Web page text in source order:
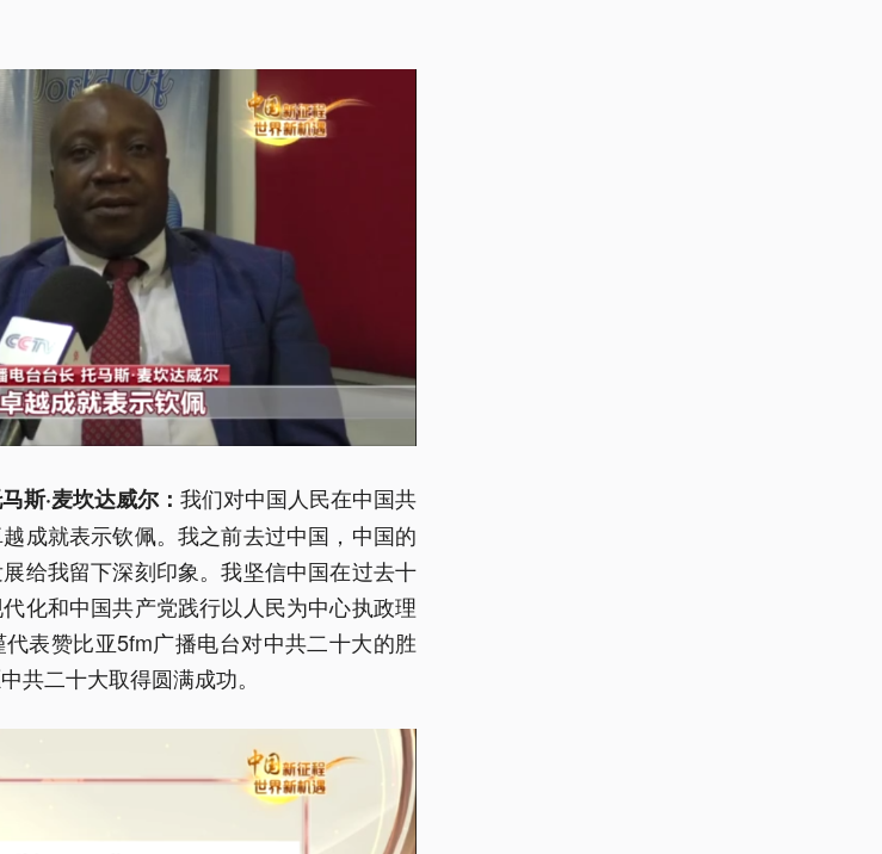
斯·麦坎达威尔： 我们对中国人民在中国共
成就表示钦佩。我之前去过中国，中国的
给我留下深刻印象。我坚信中国在过去十
化和中国共产党践行以人民为中心执政理
表赞比亚5fm广播电台对中共二十大的胜
共二十大取得圆满成功。